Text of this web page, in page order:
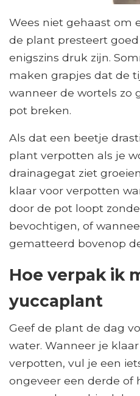
Wees niet gehaast om
de plant presteert
enigszins druk zijn.
maken grapjes dat de
wanneer de wortels zo
pot breken.
Als dat een beetje
plant verpotten als je
drainagegat ziet
klaar voor verpotten
door de pot loopt
bevochtigen, of
gematteerd bovenop
Hoe verpak ik
yuccaplant
Geef de plant de dag
water. Wanneer je
verpotten, vul je een
ongeveer een derde of